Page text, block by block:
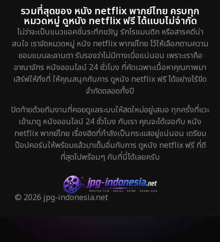
รวมที่สุดของ หนัง netflix พากย์ไทย ครบทุก
หมวดหมู่ ดูหนัง netflix ฟรี ได้แบบไม่จำกัด
ไม่ว่าจะเป็นแนวแอคชั่นระทึกขวัญ รักโรแมนติก หรือสารคดีน่า
สนใจ เราจัดหมวดหมู่ หนัง netflix พากย์ไทย ไว้ให้เลือกตามความ
ชอบแบบละลานตา รับรองว่าไม่มีทางเบื่อแน่นอน เพราะเราคือ
อาณาจักร หนังออนไลน์ 24 ชั่วโมง ที่คัดเฉพาะเนื้อหาคุณภาพมา
เสิร์ฟให้ถึงที่ ให้คุณสนุกกับการ ดูหนัง netflix ฟรี ได้อย่างไร้ขีด
จำกัดตลอดทั้งปี
ปิดท้ายด้วยทีมงานที่คอยดูแลระบบให้สดใหม่อยู่เสมอ ทุกครั้งที่แวะ
เข้ามาดู หนังออนไลน์ 24 ชั่วโมง กับเรา คุณจะได้เจอกับ หนัง
netflix พากย์ไทย เรื่องฮิตที่กำลังเป็นกระแสอยู่แน่นอน เตรียม
ป๊อปคอร์นให้พร้อมแล้วมาเต็มอิ่มกับการ ดูหนัง netflix ฟรี ที่ดี
ที่สุดไปพร้อมๆ กันที่นี่ได้เลยครับ
© 2026 jpg-indonesia.net